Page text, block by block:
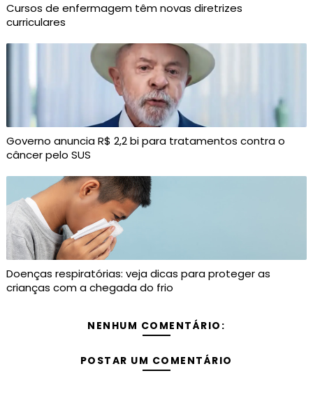
Cursos de enfermagem têm novas diretrizes
curriculares
Governo anuncia R$ 2,2 bi para tratamentos contra o
câncer pelo SUS
Doenças respiratórias: veja dicas para proteger as
crianças com a chegada do frio
NENHUM COMENTÁRIO:
POSTAR UM COMENTÁRIO